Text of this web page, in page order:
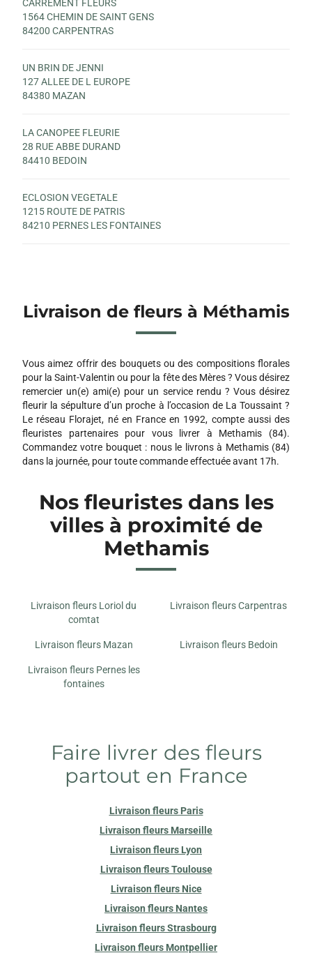
CARREMENT FLEURS
1564 CHEMIN DE SAINT GENS
84200 CARPENTRAS
UN BRIN DE JENNI
127 ALLEE DE L EUROPE
84380 MAZAN
LA CANOPEE FLEURIE
28 RUE ABBE DURAND
84410 BEDOIN
ECLOSION VEGETALE
1215 ROUTE DE PATRIS
84210 PERNES LES FONTAINES
Livraison de fleurs à Méthamis
Vous aimez offrir des bouquets ou des compositions florales
pour la Saint-Valentin ou pour la fête des Mères ? Vous désirez
remercier un(e) ami(e) pour un service rendu ? Vous désirez
fleurir la sépulture d’un proche à l’occasion de La Toussaint ?
Le réseau Florajet, né en France en 1992, compte aussi des
fleuristes partenaires pour vous livrer à Methamis (84).
Commandez votre bouquet : nous le livrons à Methamis (84)
dans la journée, pour toute commande effectuée avant 17h.
Nos fleuristes dans les
villes à proximité de
Methamis
Livraison fleurs Loriol du
comtat
Livraison fleurs Carpentras
Livraison fleurs Mazan Livraison fleurs Bedoin
Livraison fleurs Pernes les
fontaines
Faire livrer des fleurs
partout en France
Livraison fleurs Paris
Livraison fleurs Marseille
Livraison fleurs Lyon
Livraison fleurs Toulouse
Livraison fleurs Nice
Livraison fleurs Nantes
Livraison fleurs Strasbourg
Livraison fleurs Montpellier